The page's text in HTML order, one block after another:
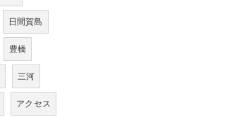
日間賀島
豊橋
三河
アクセス